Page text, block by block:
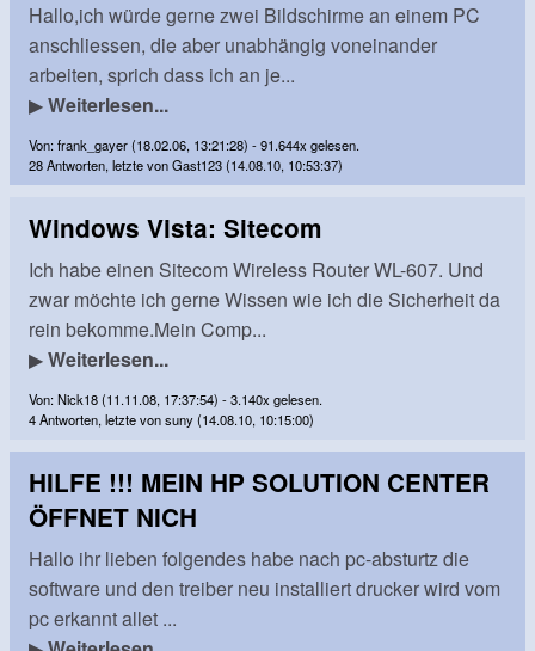
Hallo,ich würde gerne zwei Bildschirme an einem PC
anschliessen, die aber unabhängig voneinander
arbeiten, sprich dass ich an je...
▶Weiterlesen...
Von: frank_gayer (18.02.06, 13:21:28) - 91.644x gelesen.
28 Antworten, letzte von Gast123 (14.08.10, 10:53:37)
Windows Vista: Sitecom
Ich habe einen Sitecom Wireless Router WL-607. Und
zwar möchte ich gerne Wissen wie ich die Sicherheit da
rein bekomme.Mein Comp...
▶Weiterlesen...
Von: Nick18 (11.11.08, 17:37:54) - 3.140x gelesen.
4 Antworten, letzte von suny (14.08.10, 10:15:00)
HILFE !!! MEIN HP SOLUTION CENTER
ÖFFNET NICH
Hallo ihr lieben folgendes habe nach pc-absturtz die
software und den treiber neu installiert drucker wird vom
pc erkannt allet ...